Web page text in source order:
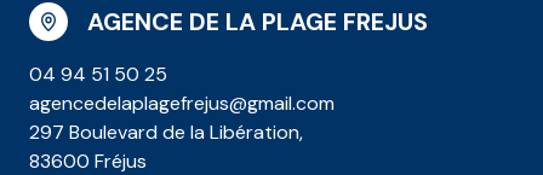
AGENCE DE LA PLAGE FREJUS
04 94 51 50 25
agencedelaplagefrejus@gmail.com
297 Boulevard de la Libération,
83600 Fréjus